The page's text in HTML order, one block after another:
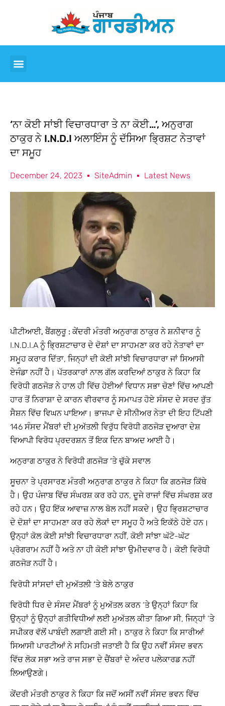
‘ਨਾ ਕੋਈ ਸਾਂਝੀ ਵਿਚਾਰਧਾਰਾ ਤੇ ਨਾ ਕੋਈ…’, ਅਨੁਰਾਗ
ਠਾਕੁਰ ਨੇ I.N.D.I ਅਲਾਇੰਸ ਨੂੰ ਦੱਸਿਆ ਭ੍ਰਿਸ਼ਟ ਨੇਤਾਵਾਂ
ਦਾ ਸਮੂਹ
December 24, 2023 SiteAdmin Latest News
ਪੀਟੀਆਈ, ਬੈਂਗਲੁਰੂ :ਕੇਂਦਰੀ ਮੰਤਰੀ ਅਨੁਰਾਗ ਠਾਕੁਰ ਨੇ ਸ਼ਨੀਵਾਰ ਨੂੰ
I.N.D.I.A ਨੂੰ ਭ੍ਰਿਸ਼ਟਾਚਾਰ ਦੇ ਦੋਸ਼ਾਂ ਦਾ ਸਾਹਮਣਾ ਕਰ ਰਹੇ ਨੇਤਾਵਾਂ ਦਾ
ਸਮੂਹ ਕਰਾਰ ਦਿੱਤਾ, ਜਿਨ੍ਹਾਂ ਦੀ ਕੋਈ ਸਾਂਝੀ ਵਿਚਾਰਧਾਰਾ ਜਾਂ ਸਿਆਸੀ
ਏਜੰਡਾ ਨਹੀਂ ਹੈ। ਪੱਤਰਕਾਰਾਂ ਨਾਲ ਗੱਲ ਕਰਦਿਆਂ ਠਾਕੁਰ ਨੇ ਕਿਹਾ ਕਿ
ਵਿਰੋਧੀ ਗਠਜੋੜ ਨੇ ਹਾਲ ਹੀ ਵਿੱਚ ਹੋਈਆਂ ਵਿਧਾਨ ਸਭਾ ਚੋਣਾਂ ਵਿੱਚ ਆਪਣੀ
ਹਾਰ ਤੋਂ ਨਿਰਾਸ਼ਾ ਦੇ ਕਾਰਨ ਵੀਰਵਾਰ ਨੂੰ ਸਮਾਪਤ ਹੋਏ ਸੰਸਦ ਦੇ ਸਰਦ ਰੁੱਤ
ਸੈਸ਼ਨ ਵਿੱਚ ਵਿਘਨ ਪਾਇਆ। ਭਾਜਪਾ ਦੇ ਸੀਨੀਅਰ ਨੇਤਾ ਦੀ ਇਹ ਟਿੱਪਣੀ
146 ਸੰਸਦ ਮੈਂਬਰਾਂ ਦੀ ਮੁਅੱਤਲੀ ਵਿਰੁੱਧ ਵਿਰੋਧੀ ਗਠਜੋੜ ਦੁਆਰਾ ਦੇਸ਼
ਵਿਆਪੀ ਵਿਰੋਧ ਪ੍ਰਦਰਸ਼ਨ ਤੋਂ ਇਕ ਦਿਨ ਬਾਅਦ ਆਈ ਹੈ।
ਅਨੁਰਾਗ ਠਾਕੁਰ ਨੇ ਵਿਰੋਧੀ ਗਠਜੋੜ ‘ਤੇ ਚੁੱਕੇ ਸਵਾਲ
ਸੂਚਨਾ ਤੇ ਪ੍ਰਸਾਰਣ ਮੰਤਰੀ ਅਨੁਰਾਗ ਠਾਕੁਰ ਨੇ ਕਿਹਾ ਕਿ ਗਠਜੋੜ ਕਿੱਥੇ
ਹੈ। ਉਹ ਪੰਜਾਬ ਵਿੱਚ ਸੰਘਰਸ਼ ਕਰ ਰਹੇ ਹਨ, ਦੂਜੇ ਰਾਜਾਂ ਵਿੱਚ ਸੰਘਰਸ਼ ਕਰ
ਰਹੇ ਹਨ। ਉਹ ਇੱਕ ਆਵਾਜ਼ ਨਾਲ ਬੋਲ ਨਹੀਂ ਸਕਦੇ। ਉਹ ਭ੍ਰਿਸ਼ਟਾਚਾਰ
ਦੇ ਦੋਸ਼ਾਂ ਦਾ ਸਾਹਮਣਾ ਕਰ ਰਹੇ ਲੋਕਾਂ ਦਾ ਸਮੂਹ ਹੈ ਅਤੇ ਇਕੱਠੇ ਹੋਏ ਹਨ।
ਉਨ੍ਹਾਂ ਕੋਲ ਕੋਈ ਸਾਂਝੀ ਵਿਚਾਰਧਾਰਾ ਨਹੀਂ, ਕੋਈ ਸਾਂਝਾ ਘੱਟੋ-ਘੱਟ
ਪ੍ਰੋਗਰਾਮ ਨਹੀਂ ਹੈ ਅਤੇ ਨਾ ਹੀ ਕੋਈ ਸਾਂਝਾ ਉਮੀਦਵਾਰ ਹੈ। ਕੋਈ ਵਿਰੋਧੀ
ਗਠਜੋੜ ਨਹੀਂ ਹੈ।
ਵਿਰੋਧੀ ਸਾਂਸਦਾਂ ਦੀ ਮੁਅੱਤਲੀ ‘ਤੇ ਬੋਲੇ ਠਾਕੁਰ
ਵਿਰੋਧੀ ਧਿਰ ਦੇ ਸੰਸਦ ਮੈਂਬਰਾਂ ਨੂੰ ਮੁਅੱਤਲ ਕਰਨ ‘ਤੇ ਉਨ੍ਹਾਂ ਕਿਹਾ ਕਿ
ਉਨ੍ਹਾਂ ਨੂੰ ਉਨ੍ਹਾਂ ਗਤੀਵਿਧੀਆਂ ਲਈ ਮੁਅੱਤਲ ਕੀਤਾ ਗਿਆ ਸੀ, ਜਿਨ੍ਹਾਂ ‘ਤੇ
ਸਪੀਕਰ ਵੱਲੋਂ ਪਾਬੰਦੀ ਲਗਾਈ ਗਈ ਸੀ। ਠਾਕੁਰ ਨੇ ਕਿਹਾ ਕਿ ਸਾਰੀਆਂ
ਸਿਆਸੀ ਪਾਰਟੀਆਂ ਨੇ ਸਹਿਮਤੀ ਜਤਾਈ ਹੈ ਕਿ ਉਹ ਨਵੀਂ ਸੰਸਦ ਭਵਨ
ਵਿੱਚ ਲੋਕ ਸਭਾ ਅਤੇ ਰਾਜ ਸਭਾ ਦੇ ਚੈਂਬਰਾਂ ਦੇ ਅੰਦਰ ਪਲੇਕਾਰਡ ਨਹੀਂ
ਲਿਆਉਣਗੇ।
ਕੇਂਦਰੀ ਮੰਤਰੀ ਠਾਕੁਰ ਨੇ ਕਿਹਾ ਕਿ ਜਦੋਂ ਅਸੀਂ ਨਵੀਂ ਸੰਸਦ ਭਵਨ ਵਿੱਚ